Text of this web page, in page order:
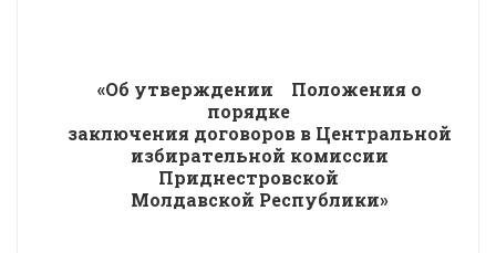
«Об утверждении Положения о
порядке
заключения договоров в Центральной
избирательной комиссии
Приднестровской
Молдавской Республики»